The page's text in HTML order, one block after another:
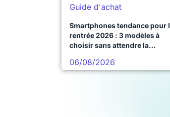
Guide d'achat
Smartphones tendance pour
rentrée 2026 : 3 modèles à
choisir sans attendre la
06/08/2026